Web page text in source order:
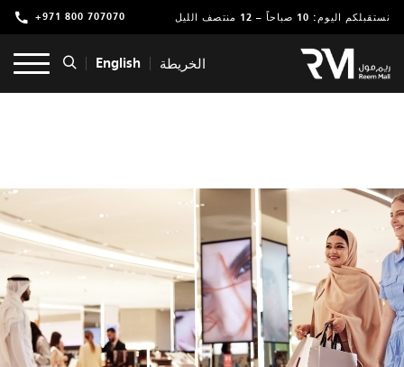
نستقبلكم اليوم: 10 صباحاً – 12 منتصف الليل +971 800 707070 تسوق
ترفيه
خدمات
موقعنا
التأجير
الخريطة English